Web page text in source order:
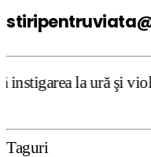
şi violenţă. Dar,
Taguri